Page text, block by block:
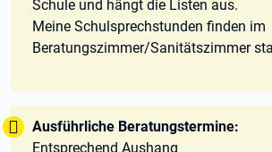
Schule und hängt die Listen aus.
Meine Schulsprechstunden finden im
Beratungszimmer/Sanitätszimmer
Tipp:
Ausführliche Beratungstermine:
Entsprechend Aushang